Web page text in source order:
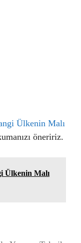
Ülkenin Malı
öneririz.
Ülkenin Malı